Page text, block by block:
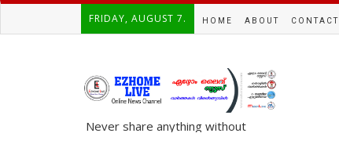
FRIDAY, AUGUST 7. HOME ABOUT CONTACT
Never share anything without